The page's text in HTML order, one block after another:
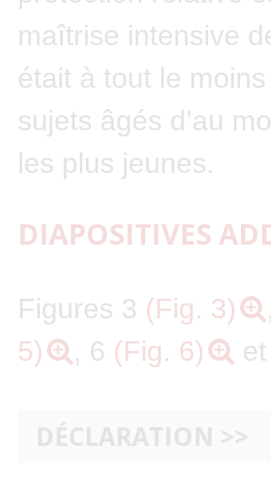
maîtrise intensive
était à tout le
sujets âgés d’au
les plus jeunes.
DIAPOSITIVES
Figures 3 (Fig. 3)
5)
, 6 (Fig. 6)
DÉCLARATION